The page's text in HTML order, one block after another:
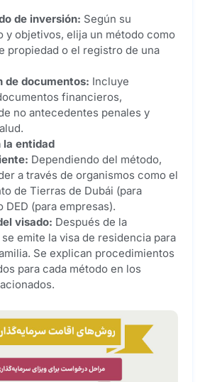
de inversión: Según su
y objetivos, elija un método como
propiedad o el registro de una
de documentos: Incluye
financieros,
no antecedentes penales y
la entidad
: Dependiendo del método,
a través de organismos como el
de Tierras de Dubái (para
DED (para empresas).
visado: Después de la
emite la visa de residencia para
Se explican procedimientos
para cada método en los